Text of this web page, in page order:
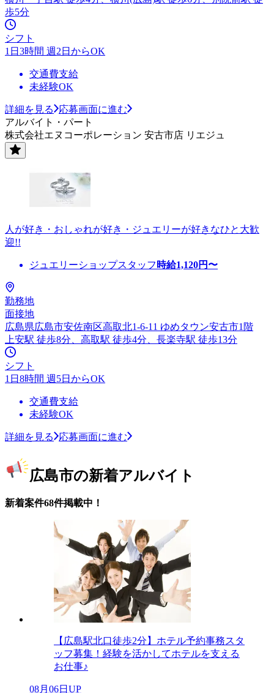
歩5分
シフト
1日3時間 週2日からOK
交通費支給
未経験OK
詳細を見る
応募画面に進む
アルバイト・パート
株式会社エヌコーポレーション 安古市店 リエジュ
人が好き・おしゃれが好き・ジュエリーが好きなひと大歓
迎!!
ジュエリーショップスタッフ 時給1,120円〜
勤務地
面接地
広島県広島市安佐南区高取北1-6-11 ゆめタウン安古市1階
上安駅 徒歩8分、高取駅 徒歩4分、長楽寺駅 徒歩13分
シフト
1日8時間 週5日からOK
交通費支給
未経験OK
詳細を見る 応募画面に進む
広島市の新着アルバイト
新着案件68件掲載中！
【広島駅北口徒歩2分】ホテル予約事務スタ
ッフ募集！経験を活かしてホテルを支える
お仕事♪
08月06日UP